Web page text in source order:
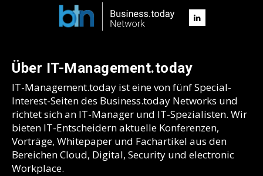
Über IT-Management.today
IT-Management.today ist eine von fünf Special-
Interest-Seiten des Business.today Networks und
richtet sich an IT-Manager und IT-Spezialisten. Wir
bieten IT-Entscheidern aktuelle Konferenzen,
Vorträge, Whitepaper und Fachartikel aus den
Bereichen Cloud, Digital, Security und electronic
Workplace.